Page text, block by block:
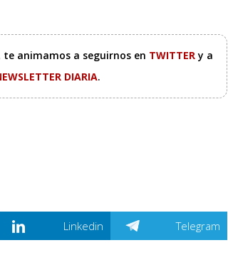
animamos a seguirnos en TWITTERy a
DIARIA.
Linkedin Telegram